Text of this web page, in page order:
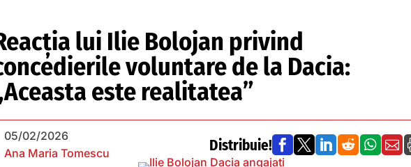
lui Ilie Bolojan privind
voluntare de la Dacia:
este realitatea”
05/02/2026
Ana Maria Tomescu
Distribuie!      